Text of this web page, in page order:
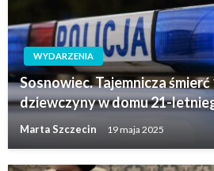
WYDARZENIA
Sosnowiec. Tajemnicza
dziewczyny w domu 21-
Marta Szczecin 19 maja 2025